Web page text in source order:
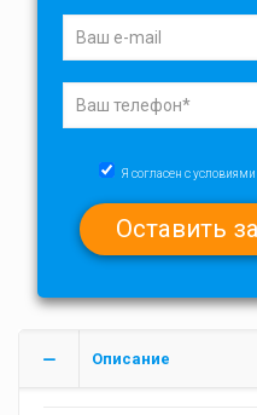
Я согласен с условиями
Описание